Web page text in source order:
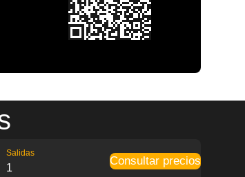
Salidas
1
Consultar precios